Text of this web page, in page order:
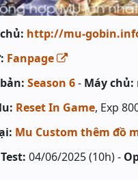
http://mu-
Fanpage
Season 6- Máy chủ:
Reset In Game, Exp
Mu Custom thêm đồ
04/06/2025 (10h) -